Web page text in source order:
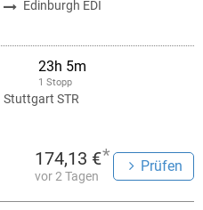
Edinburgh EDI
23h 5m
1 Stopp
Stuttgart STR
174,13 €*
vor 2 Tagen
Prüfen